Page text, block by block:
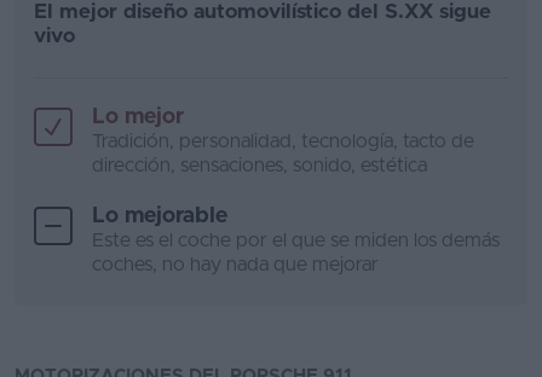
El mejor diseño automovilístico del S.XX sigue
vivo
Lo mejor
Tradición, personalidad, tecnología, tacto de
dirección, sensaciones, sonido, estética
Lo mejorable
Este es el coche por el que se miden los demás
coches, no hay nada que mejorar